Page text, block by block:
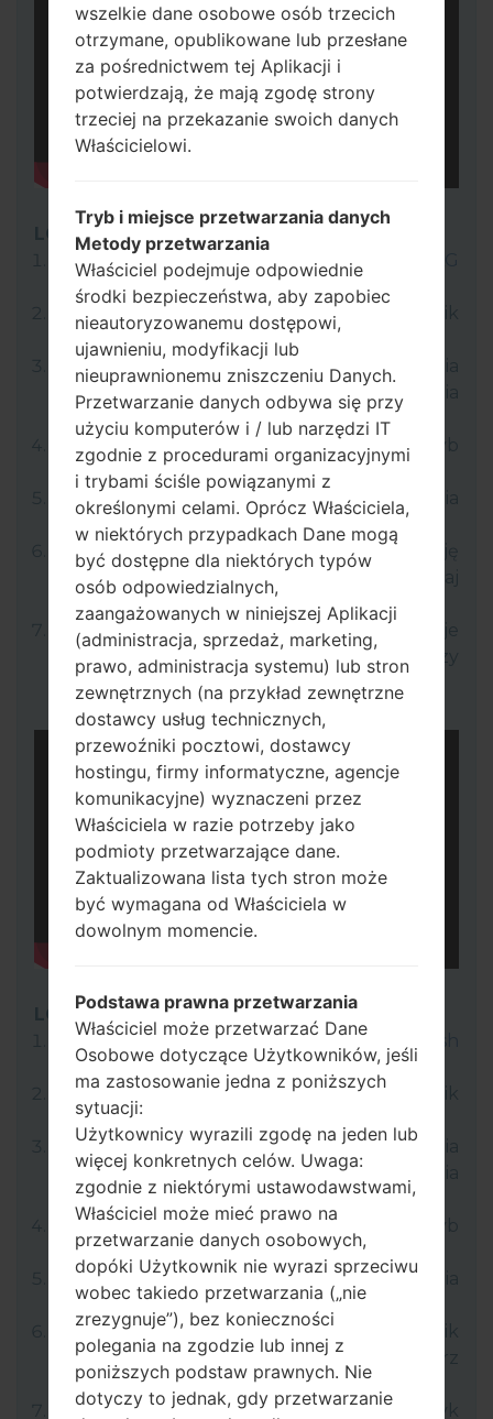
LG UP
Pobierz na swój komputer:
LG UP 1.14
UP 1.16 .
Następnie pobierz i rozpakuj plik
oprogramowania z rozszerzeniem KDZ.
LG używa formatu KDZ podczas publikowania
oficjalnych wersji oprogramowania
układowego.
Teraz wyłącz urządzenie i wejdź w tryb
pobierania.
Naciśnij i przytrzymaj klawisz zwiększania
głośności, a następnie podłącz kabel USB.
Otwórz LG UP, następnie wybierz pozycję
„Uaktualnij” i wybierz swój plik KDZ (tutaj
możesz wybrać plik KDZ).
Na koniec kliknij przycisk „Start”. Twoje
urządzenie uruchamia się ponownie i odłączy
się od komputera.
LG Flash Tool 2014
Pobierz na swój komputer program
Tool 2014.
Następnie pobierz i rozpakuj plik
oprogramowania z rozszerzeniem KDZ.
LG używa formatu KDZ podczas publikowania
oficjalnych wersji oprogramowania
układowego.
Teraz wyłącz urządzenie i wejdź w tryb
pobierania.
Naciśnij i przytrzymaj klawisz zwiększania
głośności, a następnie podłącz kabel USB.
Otwórz LG Flash Tool 2014 i wybierz swój plik
KDZ (tutaj możesz wybrać plik KDZ), wybierz
typ „CDMA”, następnie kliknij „CSE Flash”.
Następnie wybierz „Inny kraj” i język
wszelkie dane osobowe osób trzecich
otrzymane, opublikowane lub przesłane
za pośrednictwem tej Aplikacji i
potwierdzają, że mają zgodę strony
trzeciej na przekazanie swoich danych
Właścicielowi.
Tryb i miejsce przetwarzania danych
Metody przetwarzania
Właściciel podejmuje odpowiednie
środki bezpieczeństwa, aby zapobiec
nieautoryzowanemu dostępowi,
ujawnieniu, modyfikacji lub
nieuprawnionemu zniszczeniu Danych.
Przetwarzanie danych odbywa się przy
użyciu komputerów i / lub narzędzi IT
zgodnie z procedurami organizacyjnymi
i trybami ściśle powiązanymi z
określonymi celami. Oprócz Właściciela,
w niektórych przypadkach Dane mogą
być dostępne dla niektórych typów
osób odpowiedzialnych,
zaangażowanych w niniejszej Aplikacji
(administracja, sprzedaż, marketing,
prawo, administracja systemu) lub stron
zewnętrznych (na przykład zewnętrzne
dostawcy usług technicznych,
przewoźniki pocztowi, dostawcy
hostingu, firmy informatyczne, agencje
komunikacyjne) wyznaczeni przez
Właściciela w razie potrzeby jako
podmioty przetwarzające dane.
Zaktualizowana lista tych stron może
być wymagana od Właściciela w
dowolnym momencie.
Podstawa prawna przetwarzania
Właściciel może przetwarzać Dane
Osobowe dotyczące Użytkowników, jeśli
ma zastosowanie jedna z poniższych
sytuacji:
Użytkownicy wyrazili zgodę na jeden lub
więcej konkretnych celów. Uwaga:
zgodnie z niektórymi ustawodawstwami,
Właściciel może mieć prawo na
przetwarzanie danych osobowych,
dopóki Użytkownik nie wyrazi sprzeciwu
wobec takiedo przetwarzania („nie
zrezygnuje”), bez konieczności
polegania na zgodzie lub innej z
poniższych podstaw prawnych. Nie
dotyczy to jednak, gdy przetwarzanie